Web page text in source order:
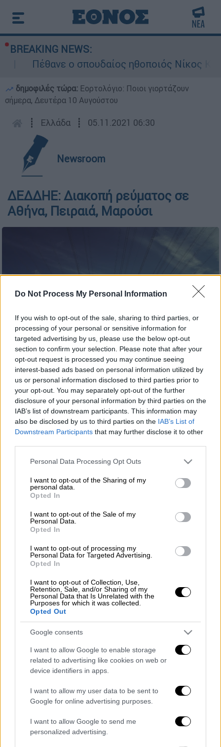
Do Not Process My Personal Information
If you wish to opt-out of the sale, sharing to third parties, or
processing of your personal or sensitive information for
targeted advertising by us, please use the below opt-out
section to confirm your selection. Please note that after your
opt-out request is processed you may continue seeing
interest-based ads based on personal information utilized by
us or personal information disclosed to third parties prior to
your opt-out. You may separately opt-out of the further
disclosure of your personal information by third parties on the
IAB’s list of downstream participants. This information may
also be disclosed by us to third parties on the IAB’s List of
Downstream Participants that may further disclose it to other
Please note that this website/app uses one or more Google
not limited to your visit or usage behaviour. You may click to
grant or deny consent to Google and its third-party tags to
use your data for below specified purposes in below Google
consent section.
Personal Data Processing Opt Outs
I want to opt-out of the Sharing of my
personal data.
Opted In
I want to opt-out of the Sale of my
Personal Data.
Opted In
I want to opt-out of processing my
Personal Data for Targeted Advertising.
Opted In
I want to opt-out of Collection, Use,
Retention, Sale, and/or Sharing of my
Personal Data that Is Unrelated with the
Purposes for which it was collected.
Opted Out
Google consents
I want to allow Google to enable storage
related to advertising like cookies on web or
device identifiers in apps.
I want to allow my user data to be sent to
Google for online advertising purposes.
I want to allow Google to send me
personalized advertising.
BREAKING NEWS:
Πέθανε ο σπουδαίος ηθοποιός Νίκος
δημοφιλές τώρα: Εορτολόγιο: Ποιοι γιορτάζουν
σήμερα, Δευτέρα 10 Αυγούστου
┋ Ελλάδα ┋ 05.11.2021 06:30
Newsroom
ΔΕΔΔΗΕ: Διακοπή ρεύματος σε
Αθήνα, Πειραιά, Μαρούσι
(Pixabay)
Προσθέστε το ΕΘΝΟΣ στη Google
Διακοπή ρεύματοςέχει προγραμματίσει για
σήμερα, Παρασκευή, 5 Νοεμβρίου, ο ΔΕΔΔΗΕ
σε αρκετές περιοχές της Αττικής, στις
οποίες περιλαμβάνονται η Αθήνα, ο Πειραιάς
Διακοπή ρεύματος
Διακοπή ρεύματος
Διαβάστε ακόμη
Γη: Η επιστημονική ανακάλυψη που
ανατρέπει πολλά
Πέθανε ο σπουδαίος ηθοποιός Νίκος
Καλογερόπουλος